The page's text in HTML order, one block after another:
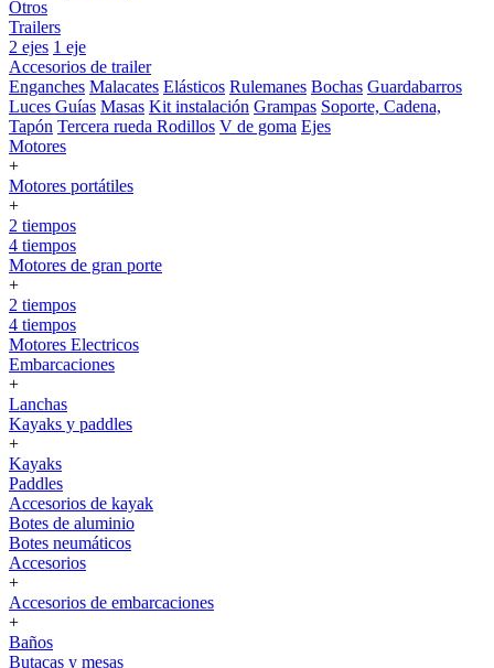
Otros
Trailers
2 ejes 1 eje
Accesorios de trailer
Enganches Malacates Elásticos Rulemanes Bochas Guardabarros
Luces Guías Masas Kit instalación Grampas Soporte, Cadena,
Tapón Tercera rueda Rodillos V de goma Ejes
Motores
+
Motores portátiles
+
2 tiempos
4 tiempos
Motores de gran porte
+
2 tiempos
4 tiempos
Motores Electricos
Embarcaciones
+
Lanchas
Kayaks y paddles
+
Kayaks
Paddles
Accesorios de kayak
Botes de aluminio
Botes neumáticos
Accesorios
+
Accesorios de embarcaciones
+
Baños
Butacas y mesas